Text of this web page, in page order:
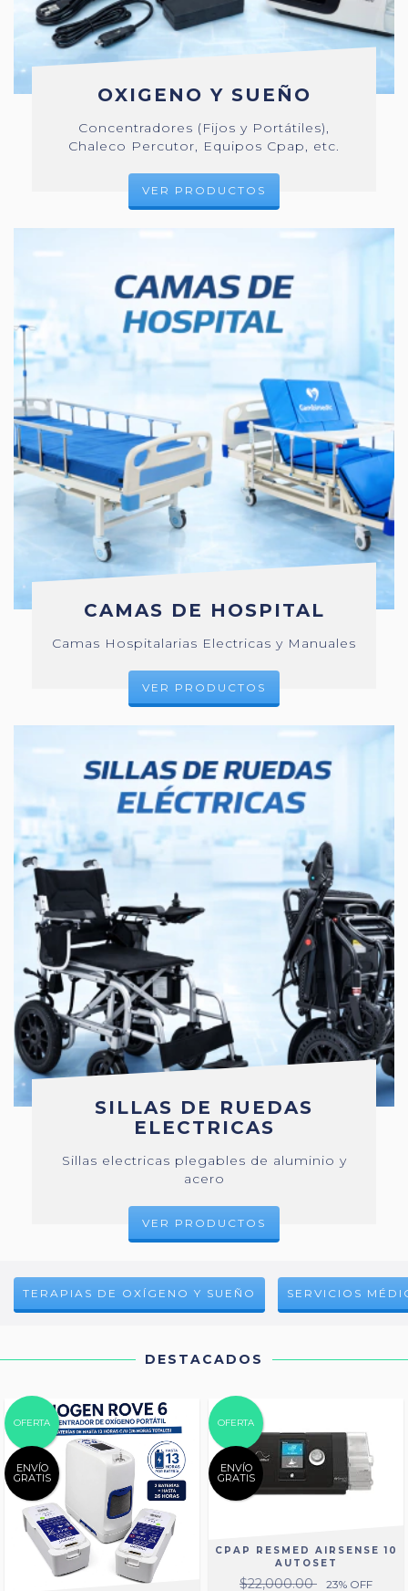
OXIGENO Y SUEÑO
Concentradores (Fijos y Portátiles),
Chaleco Percutor, Equipos Cpap, etc.
VER PRODUCTOS
CAMAS DE HOSPITAL
Camas Hospitalarias Electricas y Manuales
VER PRODUCTOS
SILLAS DE RUEDAS
ELECTRICAS
Sillas electricas plegables de aluminio y
acero
VER PRODUCTOS
TERAPIAS DE OXÍGENO Y SUEÑO SERVICIOS
DESTACADOS
OFERTA
ENVÍO
GRATIS
OFERTA
ENVÍO
GRATIS
CPAP RESMED AIRSENSE 10
AUTOSET
$22,000.00 23% OFF